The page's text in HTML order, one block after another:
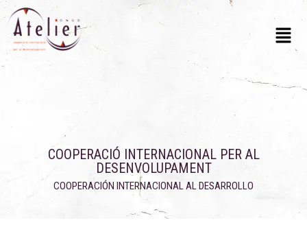
COOPERACIÓ INTERNACIONAL PER AL
DESENVOLUPAMENT
COOPERACIÓN INTERNACIONAL AL DESARROLLO